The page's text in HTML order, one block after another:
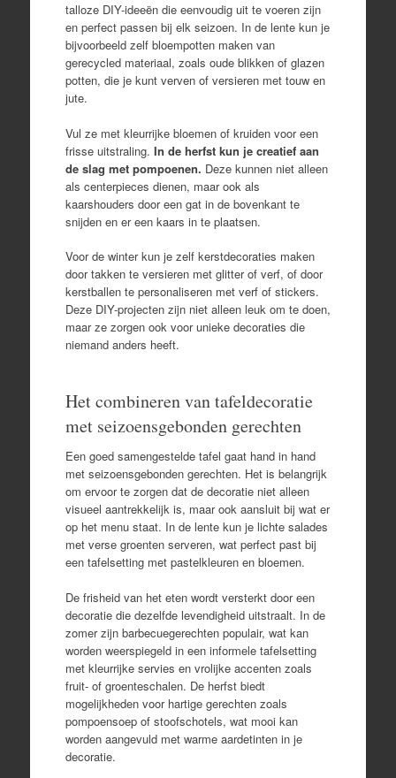
talloze DIY-ideeën die eenvoudig uit te voeren zijn
en perfect passen bij elk seizoen. In de lente kun je
bijvoorbeeld zelf bloempotten maken van
gerecycled materiaal, zoals oude blikken of glazen
potten, die je kunt verven of versieren met touw en
jute.
Vul ze met kleurrijke bloemen of kruiden voor een
frisse uitstraling. In de herfst kun je creatief aan
de slag met pompoenen. Deze kunnen niet alleen
als centerpieces dienen, maar ook als
kaarshouders door een gat in de bovenkant te
snijden en er een kaars in te plaatsen.
Voor de winter kun je zelf kerstdecoraties maken
door takken te versieren met glitter of verf, of door
kerstballen te personaliseren met verf of stickers.
Deze DIY-projecten zijn niet alleen leuk om te doen,
maar ze zorgen ook voor unieke decoraties die
niemand anders heeft.
Het combineren van tafeldecoratie
met seizoensgebonden gerechten
Een goed samengestelde tafel gaat hand in hand
met seizoensgebonden gerechten. Het is belangrijk
om ervoor te zorgen dat de decoratie niet alleen
visueel aantrekkelijk is, maar ook aansluit bij wat er
op het menu staat. In de lente kun je lichte salades
met verse groenten serveren, wat perfect past bij
een tafelsetting met pastelkleuren en bloemen.
De frisheid van het eten wordt versterkt door een
decoratie die dezelfde levendigheid uitstraalt. In de
zomer zijn barbecuegerechten populair, wat kan
worden weerspiegeld in een informele tafelsetting
met kleurrijke servies en vrolijke accenten zoals
fruit- of groenteschalen. De herfst biedt
mogelijkheden voor hartige gerechten zoals
pompoensoep of stoofschotels, wat mooi kan
worden aangevuld met warme aardetinten in je
decoratie.